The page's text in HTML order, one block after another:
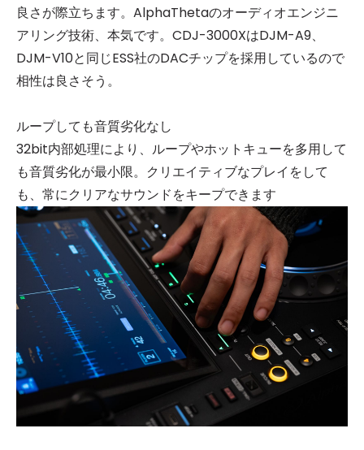
良さが際立ちます。AlphaThetaのオーディオエンジニ
アリング技術、本気です。CDJ-3000XはDJM-A9、
DJM-V10と同じESS社のDACチップを採用しているので
相性は良さそう。
ループしても音質劣化なし
32bit内部処理により、ループやホットキューを多用して
も音質劣化が最小限。クリエイティブなプレイをして
も、常にクリアなサウンドをキープできます